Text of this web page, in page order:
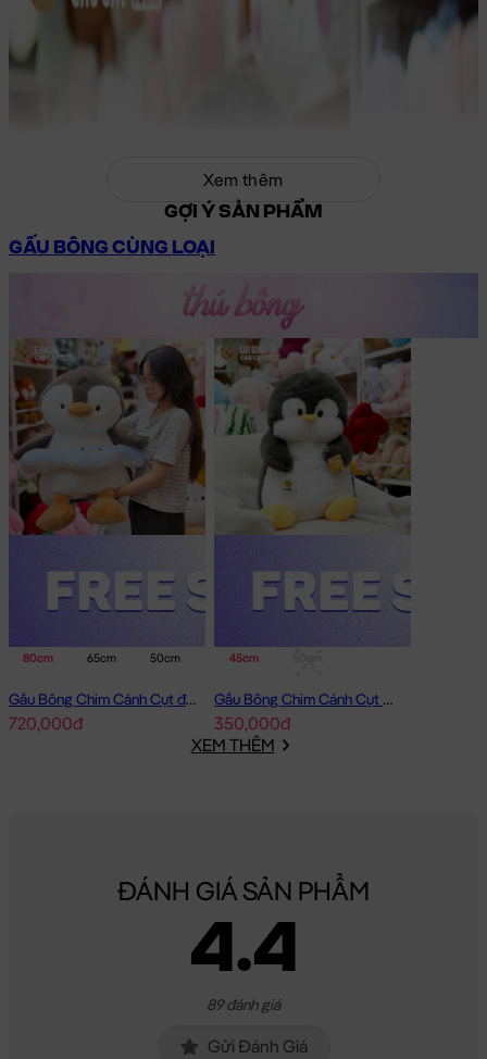
Xem thêm
GỢI Ý SẢN PHẨM
GẤU BÔNG CÙNG LOẠI
80cm 65cm 50cm
Gấu Bông Chim Cánh Cụt đeo phao
720,000đ
45cm
Gấu Bông Chim Cánh Cụt Baby lông tơ siêu mềm
350,000đ
XEM THÊM
ĐÁNH GIÁ SẢN PHẨM
4.4
89 đánh giá
Gửi Đánh Giá